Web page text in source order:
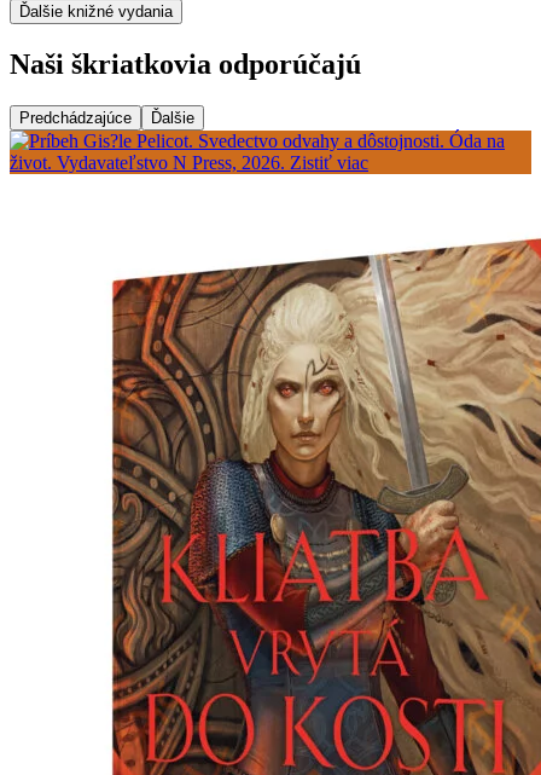
Ďalšie knižné vydania
Naši škriatkovia odporúčajú
Predchádzajúce Ďalšie